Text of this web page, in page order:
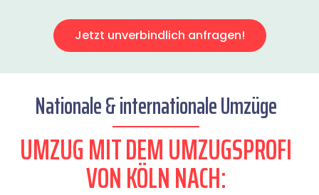
Jetzt unverbindlich anfragen!
Nationale & internationale Umzüge
UMZUG MIT DEM UMZUGSPROFI
VON KÖLN NACH: